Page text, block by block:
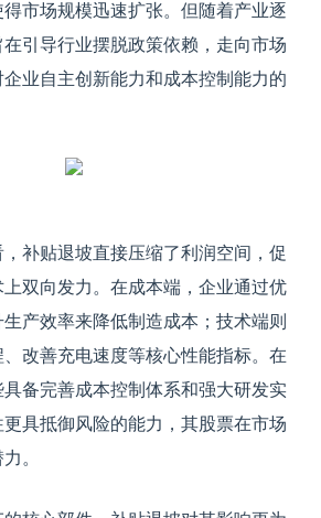
市场规模迅速扩张。但随着产业逐
引导行业摆脱政策依赖，走向市场
业自主创新能力和成本控制能力的
补贴退坡直接压缩了利润空间，促
双向发力。在成本端，企业通过优
产效率来降低制造成本；技术端则
改善充电速度等核心性能指标。在
备完善成本控制体系和强大研发实
具抵御风险的能力，其股票在市场
。